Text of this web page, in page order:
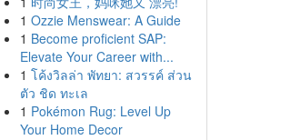
1 Ozzie Menswear: A Guide
1 Become proficient SAP:
Elevate Your Career with...
1 โค้งวิลล่า พัทยา: สวรรค์ ส่วน
ตัว ชิด ทะเล
1 Pokémon Rug: Level Up
Your Home Decor